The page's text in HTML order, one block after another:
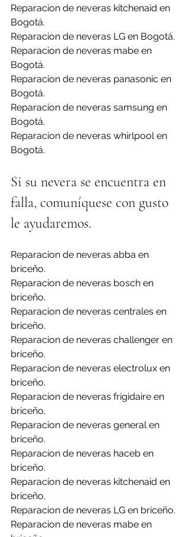
Reparacion de neveras kitchenaid en
Bogotá.
Reparacion de neveras LG en Bogotá.
Reparacion de neveras mabe en
Bogotá.
Reparacion de neveras panasonic en
Bogotá.
Reparacion de neveras samsung en
Bogotá.
Reparacion de neveras whirlpool en
Bogotá.
Si su nevera se encuentra en
falla, comuníquese con gusto
le ayudaremos.
Reparacion de neveras abba en
briceño.
Reparacion de neveras bosch en
briceño.
Reparacion de neveras centrales en
briceño.
Reparacion de neveras challenger en
briceño.
Reparacion de neveras electrolux en
briceño.
Reparacion de neveras frigidaire en
briceño.
Reparacion de neveras general en
briceño.
Reparacion de neveras haceb en
briceño.
Reparacion de neveras kitchenaid en
briceño.
Reparacion de neveras LG en briceño.
Reparacion de neveras mabe en